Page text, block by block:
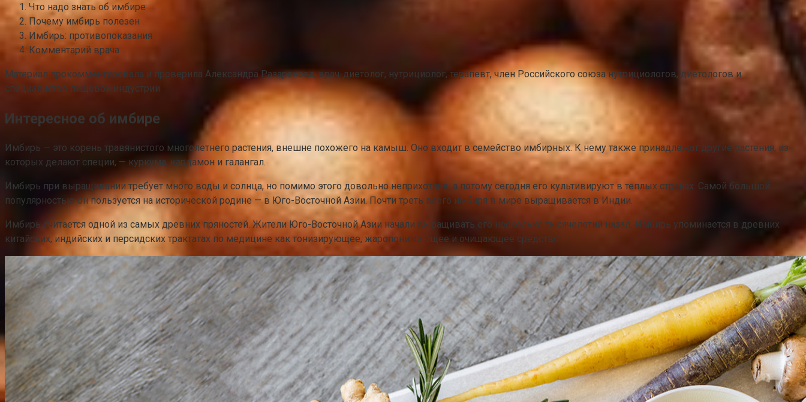
Что надо знать об имбире
Почему имбирь полезен
Имбирь: противопоказания
Комментарий врача
Материал прокомментировала и проверила Александра Разаренова, врач-диетолог, нутрициолог, терапевт, член Российского союза нутрициологов, диетологов и
специалистов пищевой индустрии
Интересное об имбире
Имбирь — это корень травянистого многолетнего растения, внешне похожего на камыш. Оно входит в семейство имбирных. К нему также принадлежат другие растения, из
которых делают специи, — куркума, кардамон и галангал.
Имбирь при выращивании требует много воды и солнца, но помимо этого довольно неприхотлив, а потому сегодня его культивируют в теплых странах. Самой большой
популярностью он пользуется на исторической родине — в Юго-Восточной Азии. Почти треть всего имбиря в мире выращивается в Индии.
Имбирь считается одной из самых древних пряностей. Жители Юго-Восточной Азии начали выращивать его несколько тысячелетий назад. Имбирь упоминается в древних
китайских, индийских и персидских трактатах по медицине как тонизирующее, жаропонижающее и очищающее средство.